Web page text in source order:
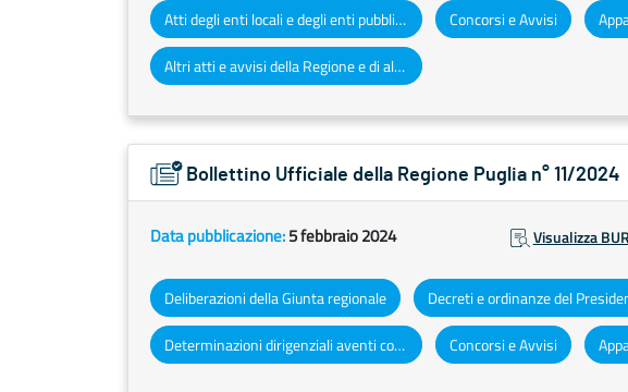
Atti degli enti locali e degli enti pubblici e privati Concorsi e Avvisi
Altri atti e avvisi della Regione e di altri enti pubblici che interessano la collettività regionale
Bollettino Ufficiale della Regione Puglia n° 11/2024
Data pubblicazione:5 febbraio 2024 Visualizza
Deliberazioni della Giunta regionale
Determinazioni dirigenziali aventi contenuto di interesse generale Concorsi e Avvisi